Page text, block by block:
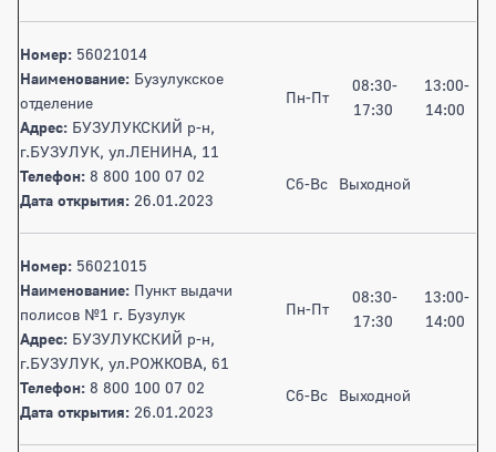
Номер: 56021014
Наименование: Бузулукское
отделение
Адрес: БУЗУЛУКСКИЙ р-н,
г.БУЗУЛУК, ул.ЛЕНИНА, 11
Телефон: 8 800 100 07 02
Дата открытия: 26.01.2023
Пн-Пт
08:30-
17:30
13:00-
14:00
Сб-Вс Выходной
Номер: 56021015
Наименование: Пункт выдачи
полисов №1 г. Бузулук
Адрес: БУЗУЛУКСКИЙ р-н,
г.БУЗУЛУК, ул.РОЖКОВА, 61
Телефон: 8 800 100 07 02
Дата открытия: 26.01.2023
Пн-Пт
08:30-
17:30
13:00-
14:00
Сб-Вс Выходной